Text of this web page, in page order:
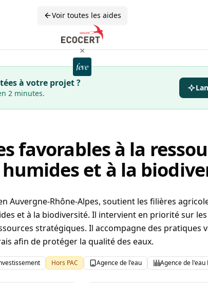
Voir toutes les aides
×
à votre projet ?
2 minutes.
favorables à la
et à la
Auvergne-Rhône-Alpes, soutient les filières
et à la biodiversité. Il intervient en priorité sur
stratégiques. Il accompagne des pratiques
afin de protéger la qualité des eaux.
Hors PAC Agence de l'eau Agence de